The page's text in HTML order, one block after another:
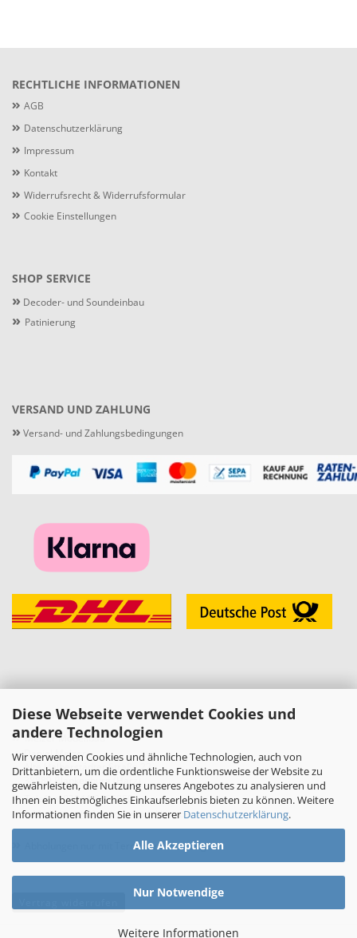
Diese Webseite verwendet Cookies und
andere Technologien
Wir verwenden Cookies und ähnliche Technologien, auch von
Drittanbietern, um die ordentliche Funktionsweise der Website zu
gewährleisten, die Nutzung unseres Angebotes zu analysieren und
Ihnen ein bestmögliches Einkaufserlebnis bieten zu können. Weitere
Informationen finden Sie in unserer Datenschutzerklärung.
Alle Akzeptieren
Nur Notwendige
Weitere Informationen
RECHTLICHE INFORMATIONEN
AGB
Datenschutzerklärung
Impressum
Kontakt
Widerrufsrecht & Widerrufsformular
Cookie Einstellungen
SHOP SERVICE
» Decoder- und Soundeinbau
» Patinierung
VERSAND UND ZAHLUNG
» Versand- und Zahlungsbedingungen
KONTAKT
» Melzer Modellbau
Daniel Melzer
Alte Halberstädter Straße 22
38889 Blankenburg (Harz)
» Telefon: 03944-3665950
E-Mail:shop[at]melzer-modellbau.de
Abholungen nur mit Terminvereinbarung!